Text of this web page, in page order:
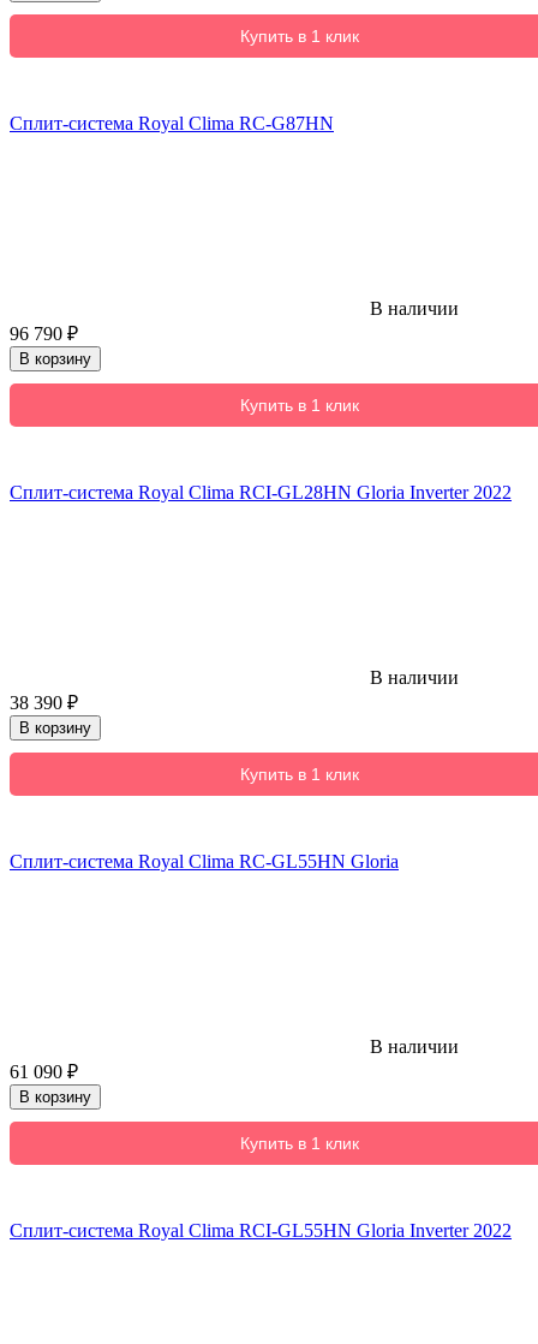
Купить в 1 клик
Сплит-система Royal Clima RC-G87HN
В наличии
96 790 ₽
В корзину
Купить в 1 клик
Сплит-система Royal Clima RCI-GL28HN Gloria Inverter 2022
В наличии
38 390 ₽
В корзину
Купить в 1 клик
Сплит-система Royal Clima RC-GL55HN Gloria
В наличии
61 090 ₽
В корзину
Купить в 1 клик
Сплит-система Royal Clima RCI-GL55HN Gloria Inverter 2022